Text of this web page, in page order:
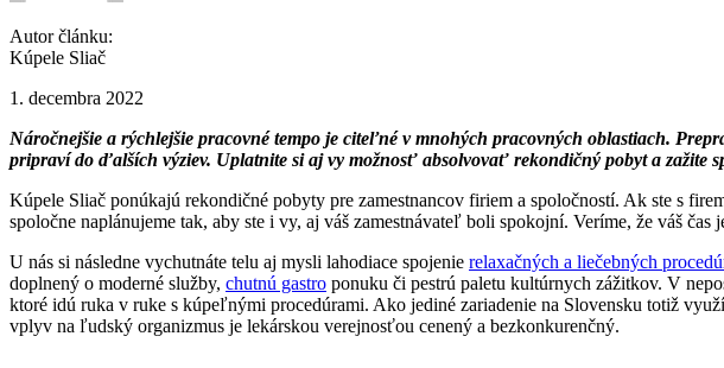
Autor článku:
Kúpele Sliač
1. decembra 2022
Náročnejšie a rýchlejšie pracovné tempo je citeľné v mnohých pracovných oblastiach.
pripraví do ďalších výziev. Uplatnite si aj vy možnosť absolvovať rekondičný pobyt a zažite
Kúpele Sliač ponúkajú rekondičné pobyty pre zamestnancov firiem a spoločností. Ak ste s
spoločne naplánujeme tak, aby ste i vy, aj váš zamestnávateľ boli spokojní. Veríme, že váš
U nás si následne vychutnáte telu aj mysli lahodiace spojenie relaxačných a liečebných
doplnený o moderné služby, chutnú gastro ponuku či pestrú paletu kultúrnych zážitkov. V
ktoré idú ruka v ruke s kúpeľnými procedúrami. Ako jediné zariadenie na Slovensku totiž
vplyv na ľudský organizmus je lekárskou verejnosťou cenený a bezkonkurenčný.